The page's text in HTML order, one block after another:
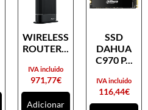
WIRELESS
ROUTER...
971,77€
IVA incluido
Adicionar
SSD
DAHUA
C970 P...
116,44€
IVA incluido